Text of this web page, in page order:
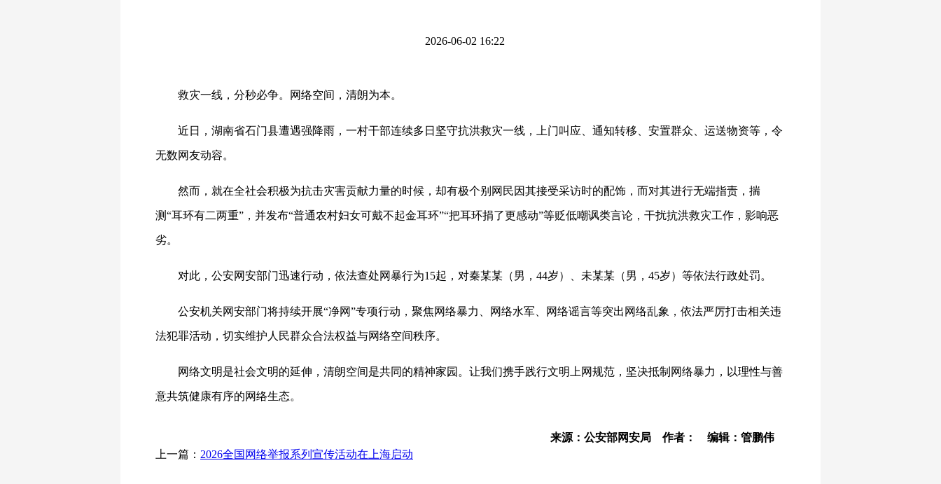
2026-06-02 16:22
救灾一线，分秒必争。网络空间，清朗为本。
近日，湖南省石门县遭遇强降雨，一村干部连续多日坚守抗洪救灾一线，上门叫应、通知转移、安置群众、运送物资等，令
无数网友动容。
然而，就在全社会积极为抗击灾害贡献力量的时候，却有极个别网民因其接受采访时的配饰，而对其进行无端指责，揣
测“耳环有二两重”，并发布“普通农村妇女可戴不起金耳环”“把耳环捐了更感动”等贬低嘲讽类言论，干扰抗洪救灾工作，影响恶
劣。
对此，公安网安部门迅速行动，依法查处网暴行为15起，对秦某某（男，44岁）、未某某（男，45岁）等依法行政处罚。
公安机关网安部门将持续开展“净网”专项行动，聚焦网络暴力、网络水军、网络谣言等突出网络乱象，依法严厉打击相关违
法犯罪活动，切实维护人民群众合法权益与网络空间秩序。
网络文明是社会文明的延伸，清朗空间是共同的精神家园。让我们携手践行文明上网规范，坚决抵制网络暴力，以理性与善
意共筑健康有序的网络生态。
来源：公安部网安局 作者： 编辑：管鹏伟
上一篇： 2026全国网络举报系列宣传活动在上海启动